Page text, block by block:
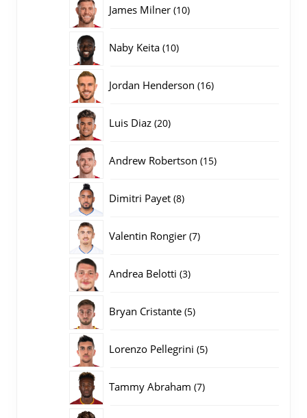
James Milner 1010
Naby Keita 1010
Jordan Henderson 1616
Luis Diaz 2020
Andrew Robertson 1515
Dimitri Payet 88
Valentin Rongier 77
Andrea Belotti 33
Bryan Cristante 55
Lorenzo Pellegrini 55
Tammy Abraham 77